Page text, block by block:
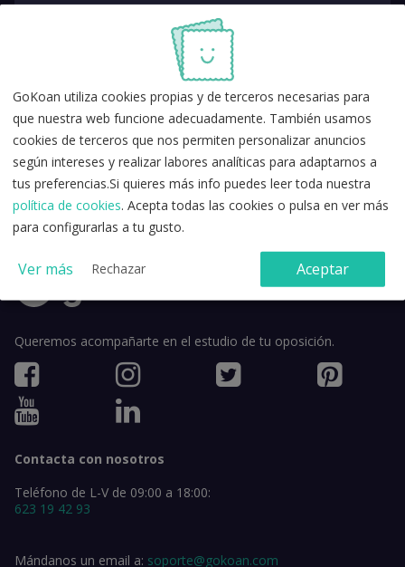
Acepto lapolítica de privacidady lostérminos y condiciones de
uso.
Queremos acompañarte en el estudio de tu oposición.
Contacta con nosotros
Teléfono de L-V de 09:00 a 18:00:
623 19 42 93
Mándanos un email a: soporte@gokoan.com
GoKoan utiliza cookies propias y de terceros necesarias para
que nuestra web funcione adecuadamente. También usamos
cookies de terceros que nos permiten personalizar anuncios
según intereses y realizar labores analíticas para adaptarnos a
tus preferencias.Si quieres más info puedes leer toda nuestra
política de cookies. Acepta todas las cookies o pulsa en ver más
para configurarlas a tu gusto.
Ver más Rechazar Aceptar